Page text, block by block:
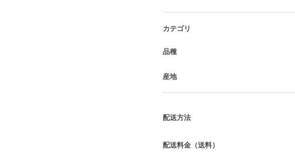
カテゴリ
品種
産地
配送方法
配送料金（送料）